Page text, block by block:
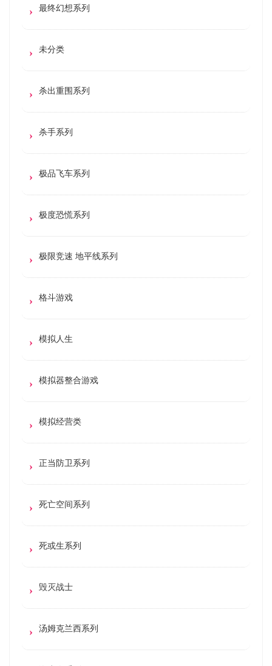
最终幻想系列
未分类
杀出重围系列
杀手系列
极品飞车系列
极度恐慌系列
极限竞速 地平线系列
格斗游戏
模拟人生
模拟器整合游戏
模拟经营类
正当防卫系列
死亡空间系列
死或生系列
毁灭战士
汤姆克兰西系列